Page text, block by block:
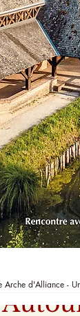
Arche d'Alliance -